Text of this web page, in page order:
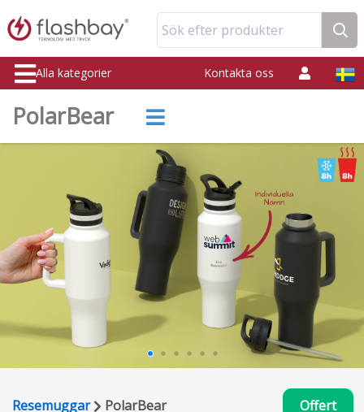
Sök efter produkter
Alla kategorier Kontakta oss
PolarBear
Resemuggar PolarBear Offert